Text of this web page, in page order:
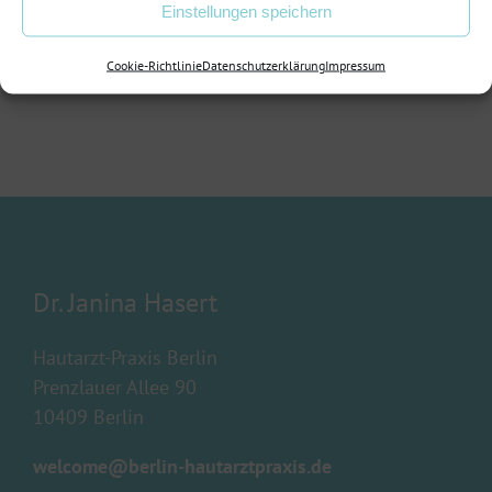
Einstellungen speichern
Cookie-RichtlinieDatenschutzerklärungImpressum
Dr. Janina Hasert
Hautarzt-Praxis Berlin
Prenzlauer Allee 90
10409 Berlin
welcome@berlin-hautarztpraxis.de